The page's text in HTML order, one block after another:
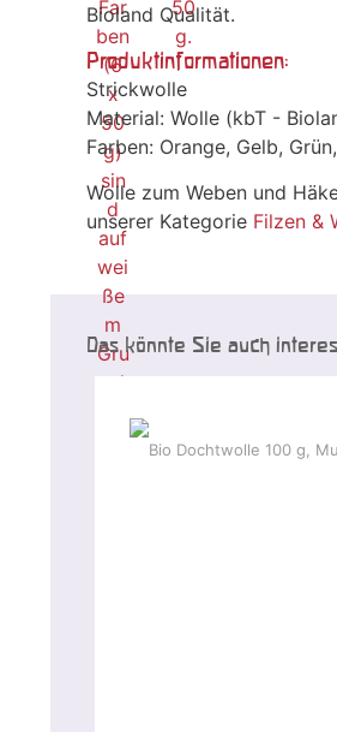
Bioland Qualität.
Produktinformationen:
Strickwolle
Material: Wolle (kbT -
Farben: Orange, Gelb,
Wolle zum Weben und
unserer Kategorie Filzen &
Das könnte Sie auch